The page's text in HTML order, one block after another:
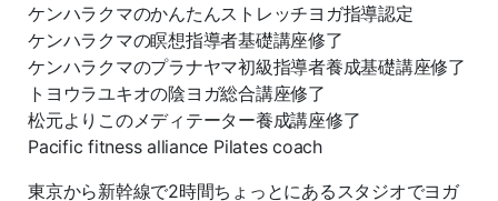
ケンハラクマのかんたんストレッチヨガ指導認定
ケンハラクマの瞑想指導者基礎講座修了
ケンハラクマのプラナヤマ初級指導者養成基礎講座修了
トヨウラユキオの陰ヨガ総合講座修了
松元よりこのメディテーター養成講座修了
Pacific fitness alliance Pilates coach
東京から新幹線で2時間ちょっとにあるスタジオでヨガ